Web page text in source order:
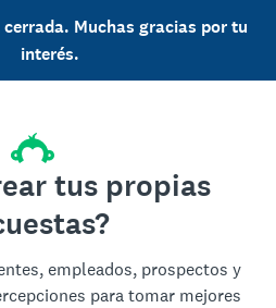
Muchas gracias por tu
interés.
tus propias
empleados, prospectos y
para tomar mejores